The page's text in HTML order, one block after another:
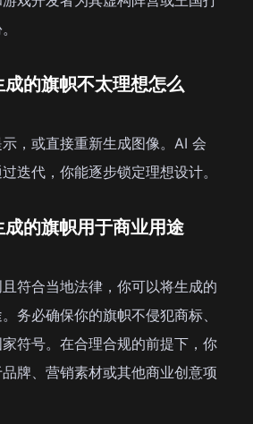
的旗帜不太理想怎么
，或直接重新生成图像。AI 会
迭代，你能逐步锁定理想设计。
的旗帜用于商业用途
符合当地法律，你可以将生成的
务必确保你的旗帜不侵犯商标、
符号。在合理合规的前提下，你
牌、营销素材或其他商业创意项